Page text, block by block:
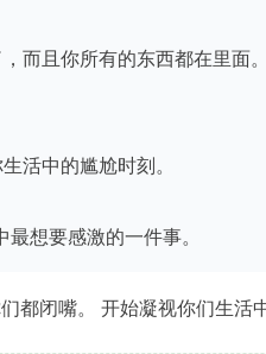
而且你所有的东西都在里面
活中的尴尬时刻。
都闭嘴。 开始凝视你们生活